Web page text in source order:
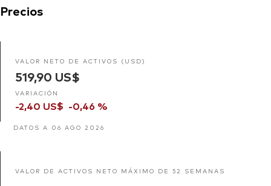
Precios
VALOR NETO DE ACTIVOS (USD)
519,90 US$
VARIACIÓN
-2,40 US$ -0,46 %
DATOS A 06 AGO 2026
VALOR DE ACTIVOS NETO MÁXIMO DE 52 SEMANAS